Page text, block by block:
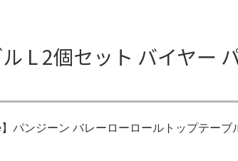
L 2個セット バイヤー
パンジーン バレーローロールトップテーブ